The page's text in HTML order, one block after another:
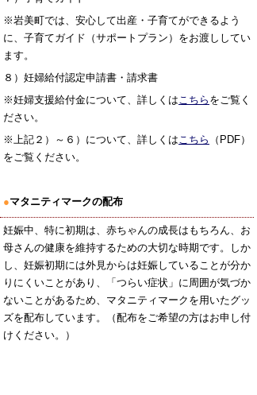
※岩美町では、安心して出産・子育てができるよう
に、子育てガイド（サポートプラン）をお渡ししてい
ます。
８）妊婦給付認定申請書・請求書
※妊婦支援給付金について、詳しくはこちら をご覧く
ださい。
※上記２）～６）について、詳しくはこちら
（PDF）
をご覧ください。
●マタニティマークの配布
妊娠中、特に初期は、赤ちゃんの成長はもちろん、お
母さんの健康を維持するための大切な時期です。しか
し、妊娠初期には外見からは妊娠していることが分か
りにくいことがあり、「つらい症状」に周囲が気づか
ないことがあるため、マタニティマークを用いたグッ
ズを配布しています。
（配布をご希望の方はお申し付
けください。）